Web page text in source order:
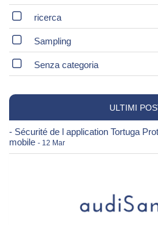
ricerca
Sampling
Senza categoria
ULTIMI
- Sécurité de l application Tortuga
mobile - 12 Mar